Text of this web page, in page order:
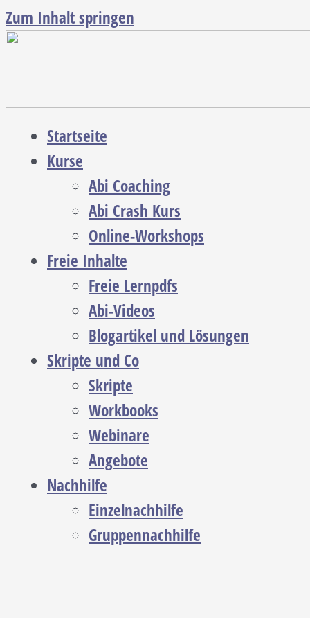
Zum Inhalt springen
Startseite
Kurse
Abi Coaching
Abi Crash Kurs
Online-Workshops
Freie Inhalte
Freie Lernpdfs
Abi-Videos
Blogartikel und Lösungen
Skripte und Co
Skripte
Workbooks
Webinare
Angebote
Nachhilfe
Einzelnachhilfe
Gruppennachhilfe